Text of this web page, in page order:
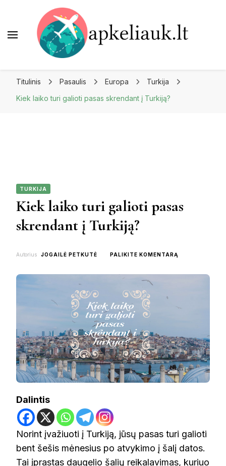
Titulinis Pasaulis Europa
Turkija
Kiek laiko turi galioti pasas skrendant į Turkiją?
TURKIJA
Kiek laiko turi galioti pasas
skrendant į Turkiją?
Autorius JOGAILĖ PETKUTĖ PALIKITE KOMENTARĄ
SKRENDANT
Dalintis
Norint įvažiuoti į Turkiją, jūsų pasas turi galioti
bent šešis mėnesius po atvykimo į šalį datos.
Tai įprastas daugelio šalių reikalavimas, kuriuo